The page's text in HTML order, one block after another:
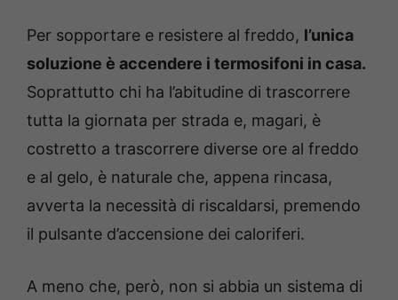
Per sopportare e resistere al freddo, l’unica
soluzione è accendere i termosifoni in casa.
Soprattutto chi ha l’abitudine di trascorrere
tutta la giornata per strada e, magari, è
costretto a trascorrere diverse ore al freddo
e al gelo, è naturale che, appena rincasa,
avverta la necessità di riscaldarsi, premendo
il pulsante d’accensione dei caloriferi.
A meno che, però, non si abbia un sistema di